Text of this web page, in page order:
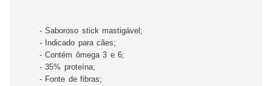
- Saboroso stick mastigável;
- Indicado para cães;
- Contém ômega 3 e 6;
- 35% proteína;
- Fonte de fibras;